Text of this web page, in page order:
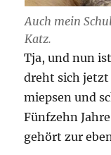
Auch mein
Katz.
Tja, und nun
dreht sich jetzt
miepsen und
Fünfzehn
gehört zur